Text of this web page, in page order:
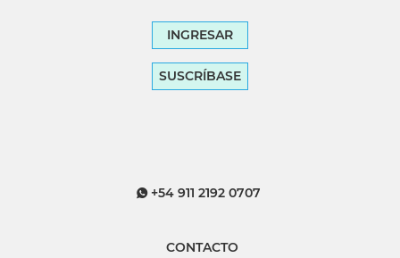
INGRESAR
SUSCRÍBASE
+54 911 2192 0707
CONTACTO